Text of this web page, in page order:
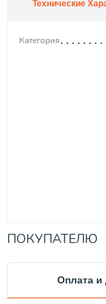
Технические
Категория
ПОКУПАТЕЛЮ
Оплата и